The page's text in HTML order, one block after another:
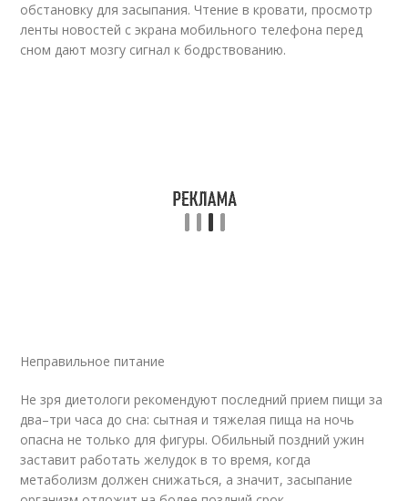
обстановку для засыпания. Чтение в кровати, просмотр
ленты новостей с экрана мобильного телефона перед
сном дают мозгу сигнал к бодрствованию.
Неправильное питание
Не зря диетологи рекомендуют последний прием пищи за
два–три часа до сна: сытная и тяжелая пища на ночь
опасна не только для фигуры. Обильный поздний ужин
заставит работать желудок в то время, когда
метаболизм должен снижаться, а значит, засыпание